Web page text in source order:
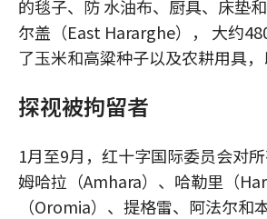
的毯子、防 水油布、厨具、床垫
尔盖（East Hararghe）， 大约
了玉米和高粱种子以及农耕用具，
探视被拘留者
1月至9月，红十字国际委员会对
姆哈拉（Amhara）、哈勒里（
（Oromia）、提格雷、阿法尔和